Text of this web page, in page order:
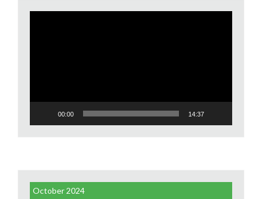
00:00 14:37
October 2024